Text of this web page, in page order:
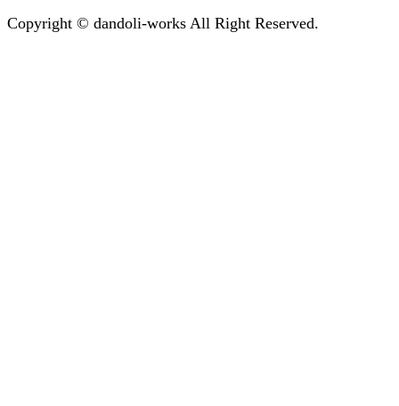
Copyright © dandoli-works All Right Reserved.